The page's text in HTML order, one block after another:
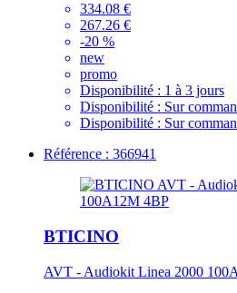
334.08 €
267.26 €
-20 %
new
promo
Disponibilité : 1 à 3 jours
Disponibilité : Sur
Disponibilité : Sur
Référence : 366941
BTICINO
AVT - Audiokit Linea 2000